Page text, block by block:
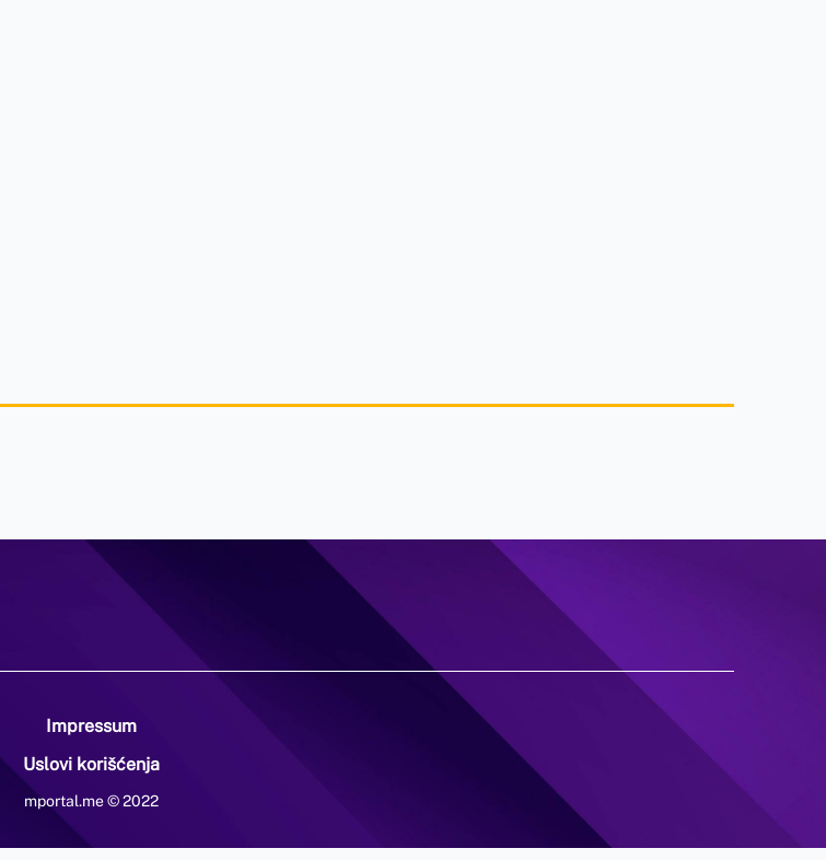
Impressum
Uslovi korišćenja
mportal.me © 2022